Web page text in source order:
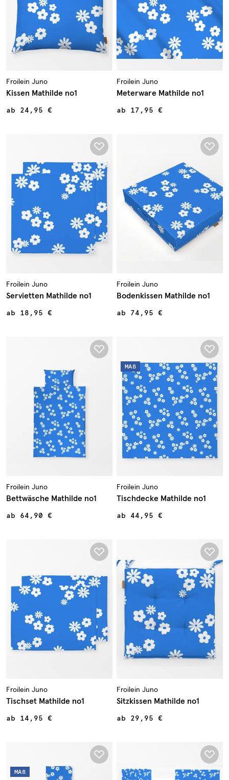
Froilein Juno
Kissen Mathilde no1
ab 24,95 €
Froilein Juno
Meterware Mathilde no1
ab 17,95 €
Froilein Juno
Servietten Mathilde no1
ab 18,95 €
Froilein Juno
Bodenkissen Mathilde no1
ab 74,95 €
Froilein Juno
Bettwäsche Mathilde no1
ab 64,90 €
MAß
Froilein Juno
Tischdecke Mathilde no1
ab 44,95 €
Froilein Juno
Tischset Mathilde no1
ab 14,95 €
Froilein Juno
Sitzkissen Mathilde no1
ab 29,95 €
MAß